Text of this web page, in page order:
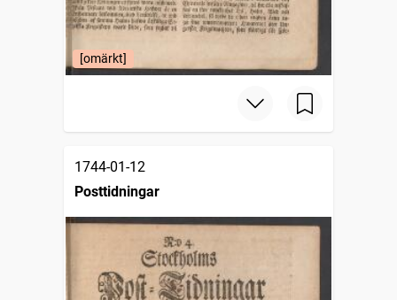
[omärkt]
1744-01-12
Posttidningar